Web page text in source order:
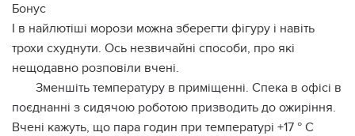
Бонус
І в найлютіші морози можна зберегти фігуру і навіть
трохи схуднути. Ось незвичайні способи, про які
нещодавно розповіли вчені.
Зменшіть температуру в приміщенні. Спека в офісі в
поєднанні з сидячою роботою призводить до ожиріння.
Вчені кажуть, що пара годин при температурі +17 ° C